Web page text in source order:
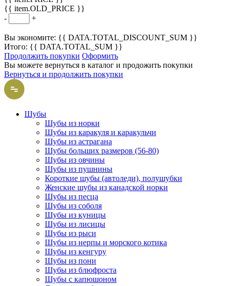
{{ item.OLD_PRICE }}
-
+
Вы экономите: {{ DATA.TOTAL_DISCOUNT_SUM }}
Итого: {{ DATA.TOTAL_SUM }}
Продолжить покупки Оформить
Вы можете вернуться в каталог и продожить покупки
Вернуться и продолжить покупки
Шубы
Шубы из норки
Шубы из каракуля и каракульчи
Шубы из астрагана
Шубы больших размеров (56-80)
Шубы из овчины
Шубы из пушнины
Короткие шубы (автоледи), полушубки
Женские шубы из канадской норки
Шубы из песца
Шубы из соболя
Шубы из куницы
Шубы из лисицы
Шубы из рыси
Шубы из нерпы и морского котика
Шубы из кенгуру
Шубы из пони
Шубы из блюфроста
Шубы с капюшоном